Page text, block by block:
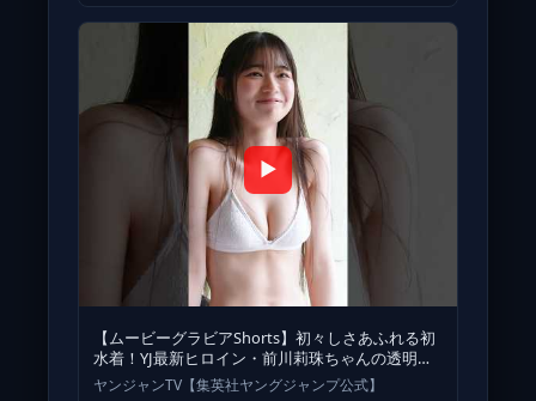
▶
【ムービーグラビアShorts】初々しさあふれる初
水着！YJ最新ヒロイン・前川莉珠ちゃんの透明感
あふれる水着撮影に最高画
ヤンジャンTV【集英社ヤングジャンプ公式】